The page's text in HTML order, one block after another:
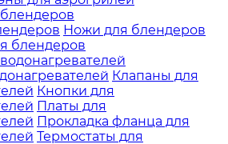
Ножи для блендеров
блендеров
Клапаны для
Кнопки для
Платы для
Прокладка фланца для
Термостаты для